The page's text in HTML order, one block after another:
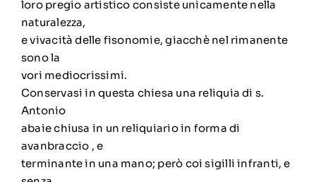
loro pregio artistico consiste unicamente nella
naturalezza,
e vivacità delle fisonomie, giacchè nel rimanente
sono la
vori mediocrissimi.
Conservasi in questa chiesa una reliquia di s.
Antonio
abaie chiusa in un reliquiario in forma di
avanbraccio , e
terminante in una mano; però coi sigilli infranti, e